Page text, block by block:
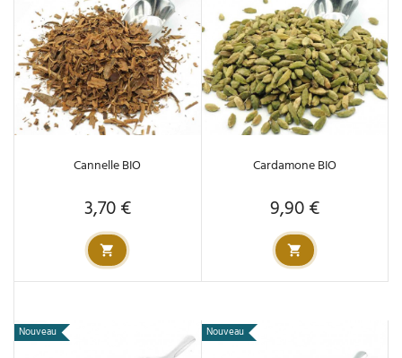
Cannelle BIO
Prix
3,70 €
Cardamone BIO
Prix
9,90 €
Nouveau Nouveau